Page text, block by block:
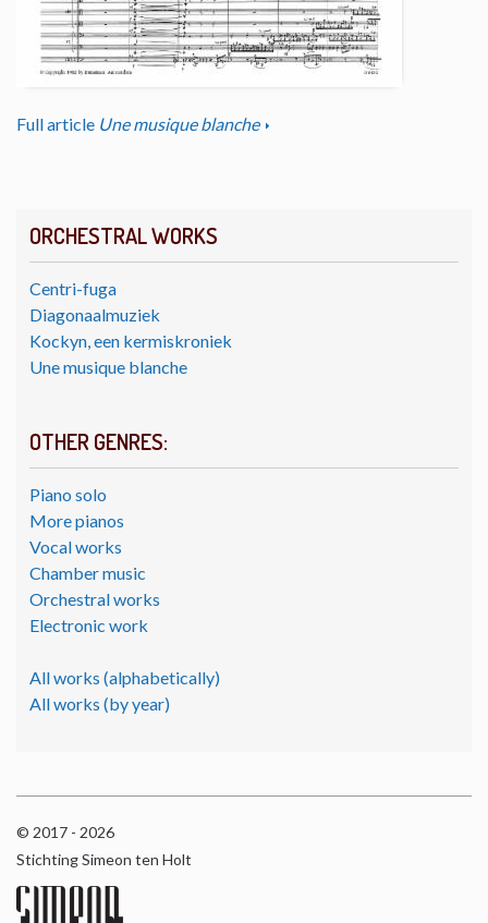
ORCHESTRAL WORKS
Centri-fuga
Diagonaalmuziek
Kockyn, een kermiskroniek
Une musique blanche
OTHER GENRES:
Piano solo
More pianos
Vocal works
Chamber music
Orchestral works
Electronic work
All works (alphabetically)
All works (by year)
Full article Une musique blanche
© 2017 - 2026
Stichting Simeon ten Holt